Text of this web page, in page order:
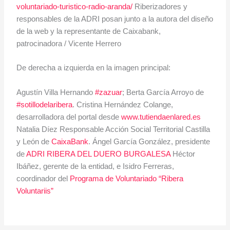
y León deCaixaBank. Ángel García González, presidente
deADRI RIBERA DEL DUERO BURGALESAHéctor
Ibáñez, gerente de la entidad, e Isidro Ferreras,
coordinador delPrograma de Voluntariado “Ribera
Entrada anterior Entrada siguiente
Related Posts